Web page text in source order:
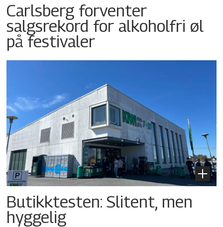
Carlsberg forventer
salgsrekord for alkoholfri øl
på festivaler
Butikktesten: Slitent, men
hyggelig